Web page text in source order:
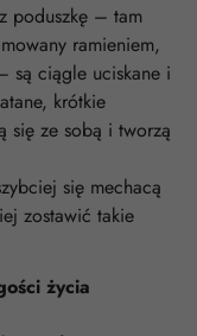
poduszkę – tam
ramieniem,
są ciągle uciskane i
krótkie
się ze sobą i tworzą
się mechacą
zostawić takie
życia